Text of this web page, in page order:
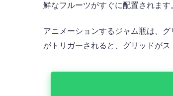
鮮なフルーツがすぐに配置されます
アニメーションするジャム瓶は、
がトリガーされると、グリッドが